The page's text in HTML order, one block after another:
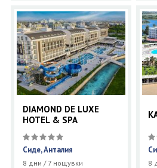
DIAMOND DE LUXE
HOTEL & SPA
Сиде, Анталия
8 дни / 7 нощувки
8